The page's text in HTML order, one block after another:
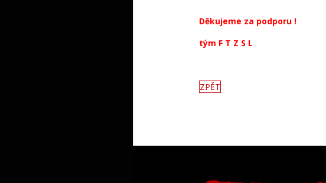
Děkujeme za podporu !
tým F T Z S L
ZPĚT